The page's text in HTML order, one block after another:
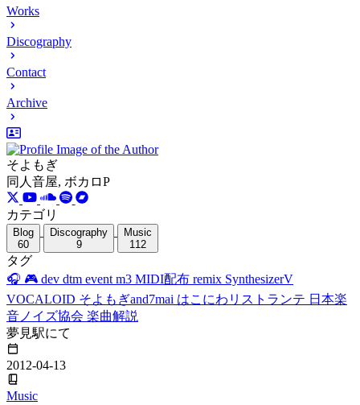
Works
Discography
Contact
Archive
そよもぎ
同人音屋, ボカロP
カテゴリ
Blog
60
Discography
9
Music
112
タグ
🎧 🎮 dev dtm event m3 MIDI配布 remix SynthesizerV
VOCALOID そよもぎand7mai はこにわリストランテ 日本楽
音ノイズ協会 楽曲解説
夢見駅にて
2012-04-13
Music